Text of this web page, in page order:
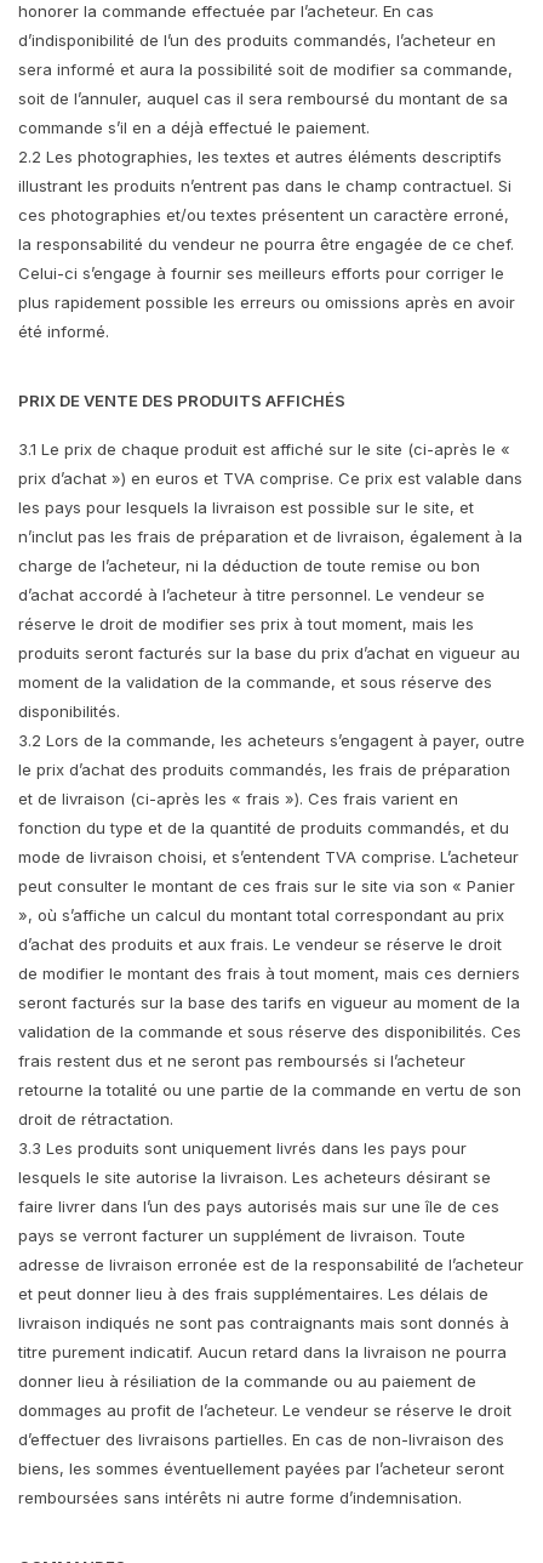
honorer la commande effectuée par l’acheteur. En cas
d’indisponibilité de l’un des produits commandés, l’acheteur en
sera informé et aura la possibilité soit de modifier sa commande,
soit de l’annuler, auquel cas il sera remboursé du montant de sa
commande s’il en a déjà effectué le paiement.
2.2 Les photographies, les textes et autres éléments descriptifs
illustrant les produits n’entrent pas dans le champ contractuel. Si
ces photographies et/ou textes présentent un caractère erroné,
la responsabilité du vendeur ne pourra être engagée de ce chef.
Celui-ci s’engage à fournir ses meilleurs efforts pour corriger le
plus rapidement possible les erreurs ou omissions après en avoir
été informé.
PRIX DE VENTE DES PRODUITS AFFICHÉS
3.1 Le prix de chaque produit est affiché sur le site (ci-après le «
prix d’achat ») en euros et TVA comprise. Ce prix est valable dans
les pays pour lesquels la livraison est possible sur le site, et
n’inclut pas les frais de préparation et de livraison, également à la
charge de l’acheteur, ni la déduction de toute remise ou bon
d’achat accordé à l’acheteur à titre personnel. Le vendeur se
réserve le droit de modifier ses prix à tout moment, mais les
produits seront facturés sur la base du prix d’achat en vigueur au
moment de la validation de la commande, et sous réserve des
disponibilités.
3.2 Lors de la commande, les acheteurs s’engagent à payer, outre
le prix d’achat des produits commandés, les frais de préparation
et de livraison (ci-après les « frais »). Ces frais varient en
fonction du type et de la quantité de produits commandés, et du
mode de livraison choisi, et s’entendent TVA comprise. L’acheteur
peut consulter le montant de ces frais sur le site via son « Panier
», où s’affiche un calcul du montant total correspondant au prix
d’achat des produits et aux frais. Le vendeur se réserve le droit
de modifier le montant des frais à tout moment, mais ces derniers
seront facturés sur la base des tarifs en vigueur au moment de la
validation de la commande et sous réserve des disponibilités. Ces
frais restent dus et ne seront pas remboursés si l’acheteur
retourne la totalité ou une partie de la commande en vertu de son
droit de rétractation.
3.3 Les produits sont uniquement livrés dans les pays pour
lesquels le site autorise la livraison. Les acheteurs désirant se
faire livrer dans l’un des pays autorisés mais sur une île de ces
pays se verront facturer un supplément de livraison. Toute
adresse de livraison erronée est de la responsabilité de l’acheteur
et peut donner lieu à des frais supplémentaires. Les délais de
livraison indiqués ne sont pas contraignants mais sont donnés à
titre purement indicatif. Aucun retard dans la livraison ne pourra
donner lieu à résiliation de la commande ou au paiement de
dommages au profit de l’acheteur. Le vendeur se réserve le droit
d’effectuer des livraisons partielles. En cas de non-livraison des
biens, les sommes éventuellement payées par l’acheteur seront
remboursées sans intérêts ni autre forme d’indemnisation.